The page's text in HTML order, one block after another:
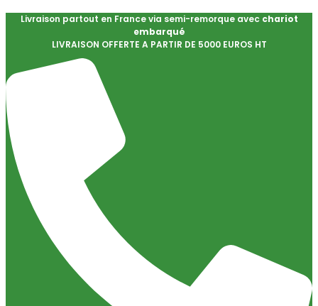
Livraison partout en France via semi-remorque avec chariot
embarqué
LIVRAISON OFFERTE A PARTIR DE 5000 EUROS HT